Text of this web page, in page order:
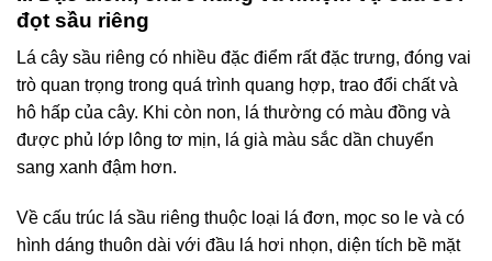
đọt sầu riêng
Lá cây sầu riêng có nhiều đặc điểm rất đặc trưng, đóng vai
trò quan trọng trong quá trình quang hợp, trao đổi chất và
hô hấp của cây. Khi còn non, lá thường có màu đồng và
được phủ lớp lông tơ mịn, lá già màu sắc dần chuyển
sang xanh đậm hơn.
Về cấu trúc lá sầu riêng thuộc loại lá đơn, mọc so le và có
hình dáng thuôn dài với đầu lá hơi nhọn, diện tích bề mặt